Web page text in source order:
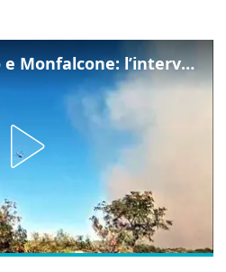
Incendio tra Duino e Monfalcone: l’intervento dei vigili del fuoco